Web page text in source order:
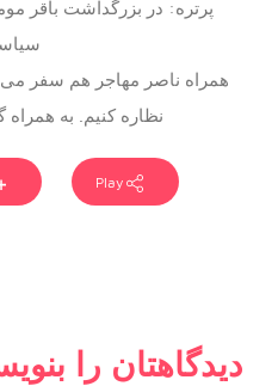
پرتره: در بزرگداشت باقر
همراه ناصر مهاجر هم سفر می
نظاره کنیم. به همراه
دیدگاهتان را